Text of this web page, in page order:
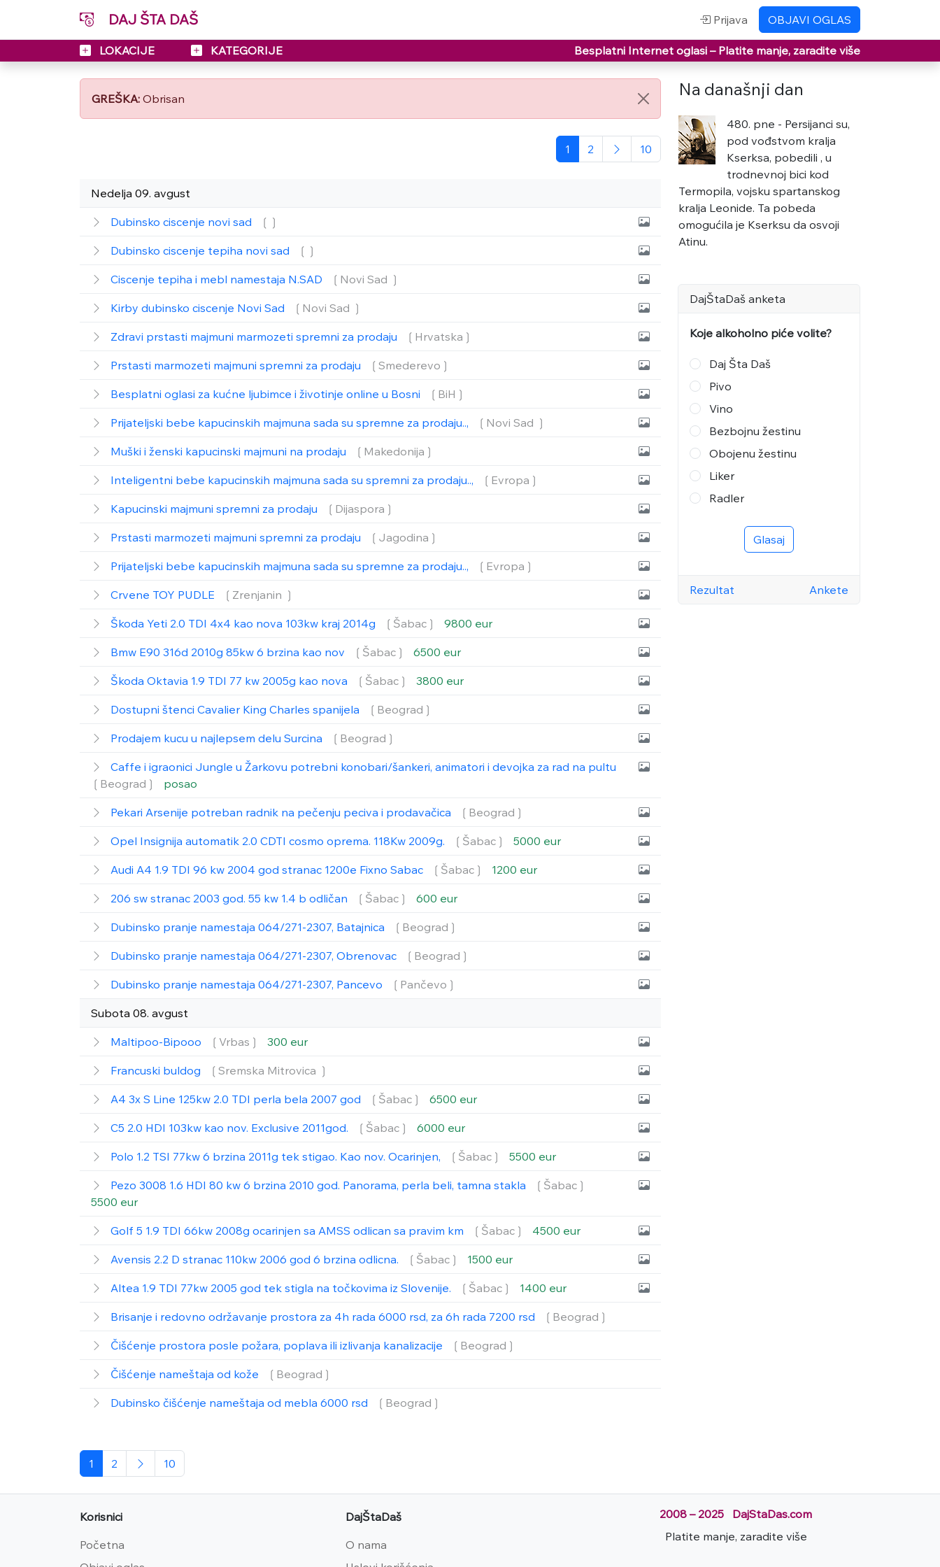
DAJ ŠTA DAŠ Prijava OBJAVI OGLAS
LOKACIJE KATEGORIJE Besplatni Internet oglasi – Platite manje, zaradite više
GREŠKA: Obrisan
1 2 10
Nedelja 09. avgust
Dubinsko ciscenje novi sad ❲❳
Dubinsko ciscenje tepiha novi sad ❲❳
Ciscenje tepiha i mebl namestaja N.SAD ❲Novi Sad ❳
Kirby dubinsko ciscenje Novi Sad ❲Novi Sad ❳
Zdravi prstasti majmuni marmozeti spremni za prodaju ❲Hrvatska❳
Prstasti marmozeti majmuni spremni za prodaju ❲Smederevo❳
Besplatni oglasi za kućne ljubimce i životinje online u Bosni ❲BiH❳
Prijateljski bebe kapucinskih majmuna sada su spremne za prodaju.., ❲Novi Sad ❳
Muški i ženski kapucinski majmuni na prodaju ❲Makedonija❳
Inteligentni bebe kapucinskih majmuna sada su spremni za prodaju.., ❲Evropa❳
Kapucinski majmuni spremni za prodaju ❲Dijaspora❳
Prstasti marmozeti majmuni spremni za prodaju ❲Jagodina❳
Prijateljski bebe kapucinskih majmuna sada su spremne za prodaju.., ❲Evropa❳
Crvene TOY PUDLE ❲Zrenjanin ❳
Škoda Yeti 2.0 TDI 4x4 kao nova 103kw kraj 2014g ❲Šabac❳ 9800 eur
Bmw E90 316d 2010g 85kw 6 brzina kao nov ❲Šabac❳ 6500 eur
Škoda Oktavia 1.9 TDI 77 kw 2005g kao nova ❲Šabac❳ 3800 eur
Dostupni štenci Cavalier King Charles spanijela ❲Beograd❳
Prodajem kucu u najlepsem delu Surcina ❲Beograd❳
Caffe i igraonici Jungle u Žarkovu potrebni konobari/šankeri, animatori i devojka za rad na pultu
❲Beograd❳
posao
Pekari Arsenije potreban radnik na pečenju peciva i prodavačica ❲Beograd❳
Opel Insignija automatik 2.0 CDTI cosmo oprema. 118Kw 2009g. ❲Šabac❳ 5000 eur
Audi A4 1.9 TDI 96 kw 2004 god stranac 1200e Fixno Sabac ❲Šabac❳ 1200 eur
206 sw stranac 2003 god. 55 kw 1.4 b odličan ❲Šabac❳ 600 eur
Dubinsko pranje namestaja 064/271-2307, Batajnica ❲Beograd❳
Dubinsko pranje namestaja 064/271-2307, Obrenovac ❲Beograd❳
Dubinsko pranje namestaja 064/271-2307, Pancevo ❲Pančevo❳
Subota 08. avgust
Maltipoo-Bipooo ❲Vrbas❳ 300 eur
Francuski buldog ❲Sremska Mitrovica ❳
A4 3x S Line 125kw 2.0 TDI perla bela 2007 god ❲Šabac❳ 6500 eur
C5 2.0 HDI 103kw kao nov. Exclusive 2011god. ❲Šabac❳ 6000 eur
Polo 1.2 TSI 77kw 6 brzina 2011g tek stigao. Kao nov. Ocarinjen, ❲Šabac❳ 5500 eur
Pezo 3008 1.6 HDI 80 kw 6 brzina 2010 god. Panorama, perla beli, tamna stakla
❲Šabac❳
5500 eur
Golf 5 1.9 TDI 66kw 2008g ocarinjen sa AMSS odlican sa pravim km ❲Šabac❳ 4500 eur
Avensis 2.2 D stranac 110kw 2006 god 6 brzina odlicna. ❲Šabac❳ 1500 eur
Altea 1.9 TDI 77kw 2005 god tek stigla na točkovima iz Slovenije. ❲Šabac❳ 1400 eur
Brisanje i redovno održavanje prostora za 4h rada 6000 rsd, za 6h rada 7200 rsd ❲Beograd❳
Čišćenje prostora posle požara, poplava ili izlivanja kanalizacije ❲Beograd❳
Čišćenje nameštaja od kože ❲Beograd❳
Dubinsko čišćenje nameštaja od mebla 6000 rsd ❲Beograd❳
1 2 10
Na današnji dan
480. pne - Persijanci su,
pod vođstvom kralja
Kserksa, pobedili , u
trodnevnoj bici kod
Termopila, vojsku spartanskog
kralja Leonide. Ta pobeda
omogućila je Kserksu da osvoji
Atinu.
DajŠtaDaš anketa
Koje alkoholno piće volite?
Daj Šta Daš
Pivo
Vino
Bezbojnu žestinu
Obojenu žestinu
Liker
Radler
Glasaj
Rezultat Ankete
Korisnici
Početna
DajŠtaDaš
O nama
2008 – 2025 DajStaDas.com
Platite manje, zaradite više